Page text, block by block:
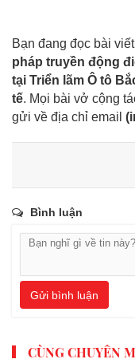
Bạn đang đọc bài viết
pháp truyền động
tại Triển lãm Ô tô
tế. Mọi bài vở cộng
gửi về địa chỉ email (
Bình luận
Gửi bình luận
CÙNG CHUYÊN